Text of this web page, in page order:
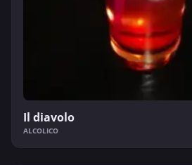
Il diavolo
ALCOLICO